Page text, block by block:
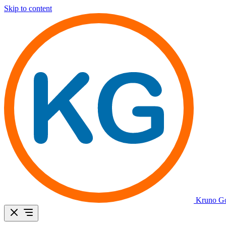
Skip to content
Kruno